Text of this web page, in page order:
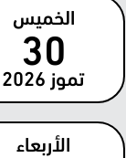
الخميس
30
تموز 2026
الأربعاء